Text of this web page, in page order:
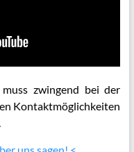
zwingend bei der
Kontaktmöglichkeiten